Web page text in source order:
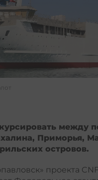
между
Приморья,
островов.
проекта